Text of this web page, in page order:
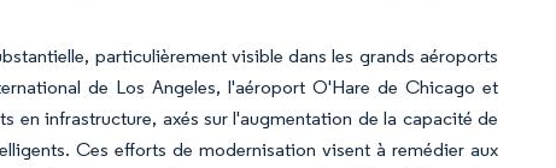
particulièrement visible dans les grands aéroports
de Los Angeles, l'aéroport O'Hare de Chicago et
en infrastructure, axés sur l'augmentation de la capacité de
Ces efforts de modernisation visent à remédier aux